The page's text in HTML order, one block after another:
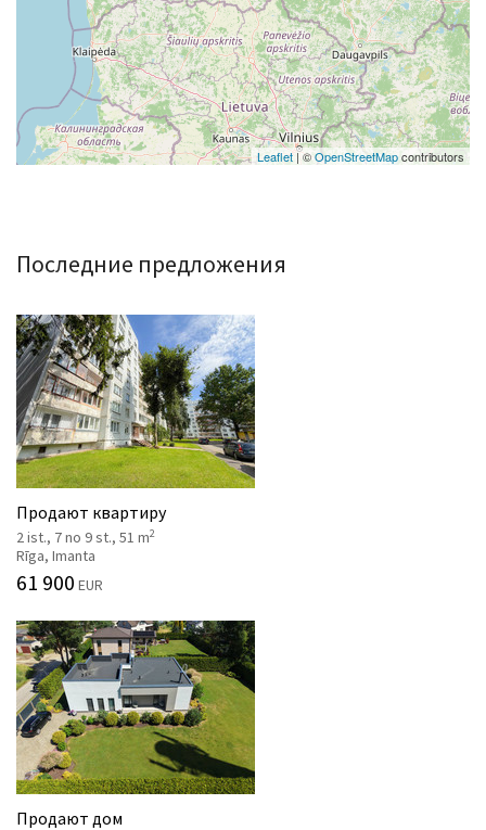
Leaflet| ©OpenStreetMapcontributors
Последние предложения
Продают квартиру
2 ist., 7 no 9 st., 51 m2
Rīga, Imanta
61 900 EUR
Продают дом